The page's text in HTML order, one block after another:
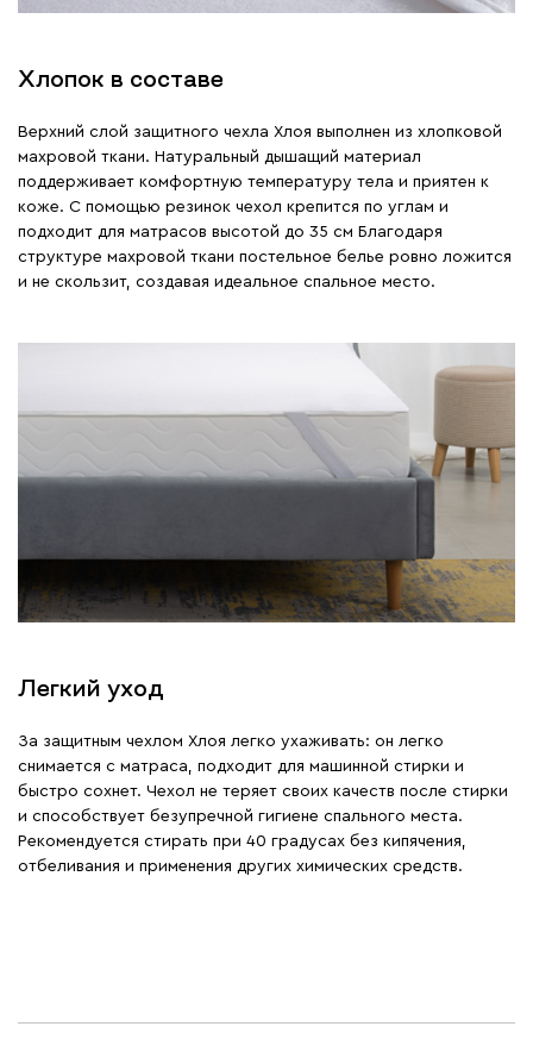
Хлопок в составе
Верхний слой защитного чехла Хлоя выполнен из хлопковой
махровой ткани. Натуральный дышащий материал
поддерживает комфортную температуру тела и приятен к
коже. С помощью резинок чехол крепится по углам и
подходит для матрасов высотой до 35 см Благодаря
структуре махровой ткани постельное белье ровно ложится
и не скользит, создавая идеальное спальное место.
Легкий уход
За защитным чехлом Хлоя легко ухаживать: он легко
снимается с матраса, подходит для машинной стирки и
быстро сохнет. Чехол не теряет своих качеств после стирки
и способствует безупречной гигиене спального места.
Рекомендуется стирать при 40 градусах без кипячения,
отбеливания и применения других химических средств.